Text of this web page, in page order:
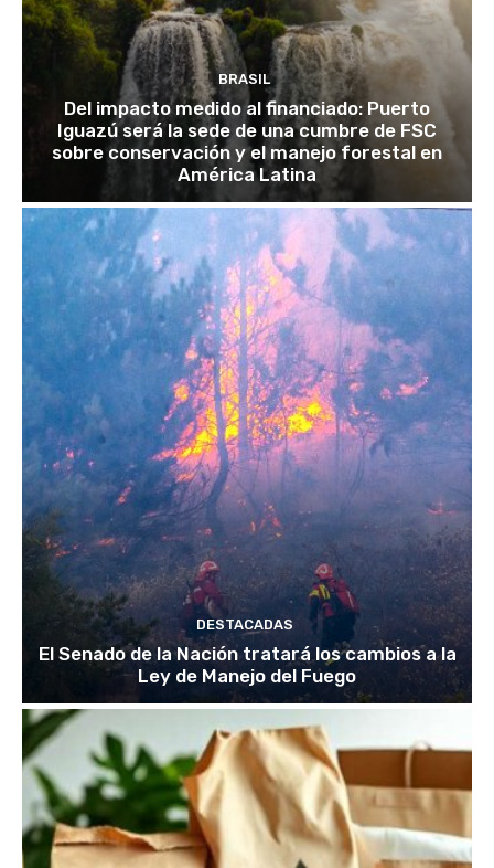
BRASIL
Del impacto medido al financiado: Puerto
Iguazú será la sede de una cumbre de FSC
sobre conservación y el manejo forestal en
América Latina
DESTACADAS
El Senado de la Nación tratará los cambios a la
Ley de Manejo del Fuego